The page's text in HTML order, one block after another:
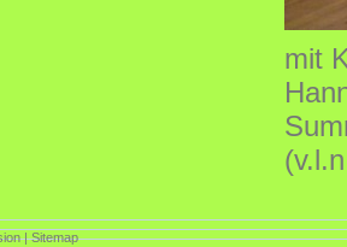
mit
| Sitemap